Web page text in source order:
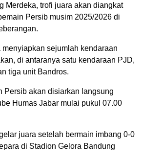
Merdeka, trofi juara akan diangkat
Persib musim 2025/2026 di
menyiapkan sejumlah kendaraan
di antaranya satu kendaraan PJD,
tiga unit Bandros.
Persib akan disiarkan langsung
Humas Jabar mulai pukul 07.00
juara setelah bermain imbang 0-0
di Stadion Gelora Bandung